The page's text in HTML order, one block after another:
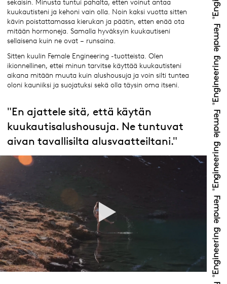
sekaisin. Minusta tuntui pahalta, etten voinut antaa
kuukautisteni ja kehoni vain olla. Noin kaksi vuotta sitten
kävin poistattamassa kierukan ja päätin, etten enää ota
mitään hormoneja. Samalla hyväksyin kuukautiseni
sellaisena kuin ne ovat – runsaina.
Sitten kuulin Female Engineering -tuotteista. Olen
ikionnellinen, ettei minun tarvitse käyttää kuukautisteni
aikana mitään muuta kuin alushousuja ja voin silti tuntea
oloni kauniiksi ja suojatuksi sekä olla täysin oma itseni.
"En ajattele sitä, että käytän
kuukautisalushousuja. Ne tuntuvat
aivan tavallisilta alusvaatteiltani."